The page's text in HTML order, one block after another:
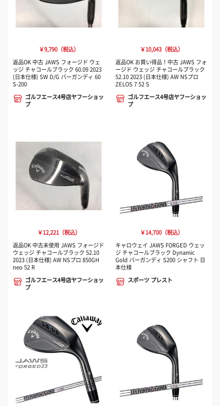
￥9,790（税込）
返品OK 中古 JAWS フォージド ウェ
ッジ チャコールブラック 60.09 2023
(日本仕様) SW D/G バーガンディ 60
S-200
ゴルフエース4号店ヤフーショッ
プ
￥10,043（税込）
返品OK お買い得品！中古 JAWS フォ
ージド ウェッジ チャコールブラック
52.10 2023 (日本仕様) AW NSプロ
ZELOS 7 52 S
ゴルフエース4号店ヤフーショッ
プ
￥12,221（税込）
返品OK 中古未使用 JAWS フォージド
ウェッジ チャコールブラック 52.10
2023 (日本仕様) AW NSプロ 850GH
neo 52 R
ゴルフエース4号店ヤフーショッ
プ
￥14,700（税込）
キャロウェイ JAWS FORGED ウェッ
ジ チャコールブラック Dynamic
Gold バーガンディ S200 シャフト 日
本仕様
スポーツ プレスト